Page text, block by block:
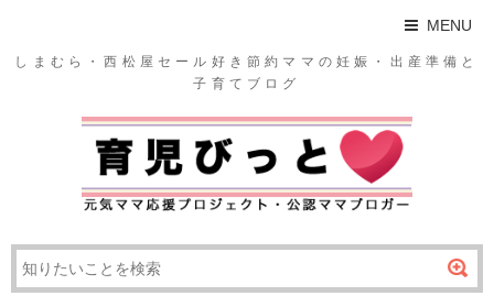
MENU
しまむら・西松屋セール好き節約ママの妊娠・出産準備と
子育てブログ